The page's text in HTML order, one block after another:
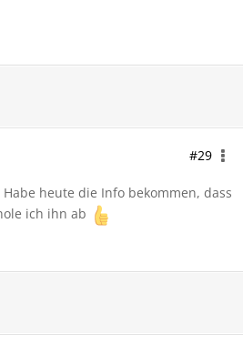
#29
Habe heute die Info bekommen, dass
ich ihn ab